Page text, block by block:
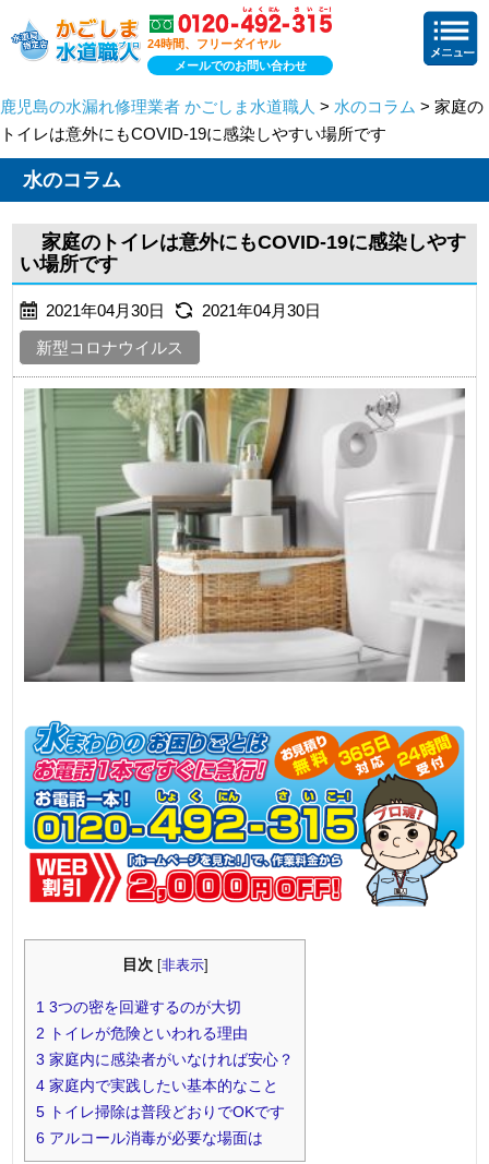
24時間、フリーダイヤル
メールでのお問い合わせ
鹿児島の水漏れ修理業者 かごしま水道職人 > 水のコラム > 家庭の
トイレは意外にもCOVID-19に感染しやすい場所です
水のコラム
家庭のトイレは意外にもCOVID-19に感染しやす
い場所です
2021年04月30日
2021年04月30日
新型コロナウイルス
目次 [非表示]
1 3つの密を回避するのが大切
2 トイレが危険といわれる理由
3 家庭内に感染者がいなければ安心？
4 家庭内で実践したい基本的なこと
5 トイレ掃除は普段どおりでOKです
6 アルコール消毒が必要な場面は